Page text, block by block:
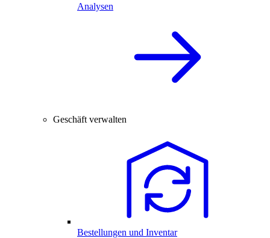
Analysen
Geschäft verwalten
Bestellungen und Inventar